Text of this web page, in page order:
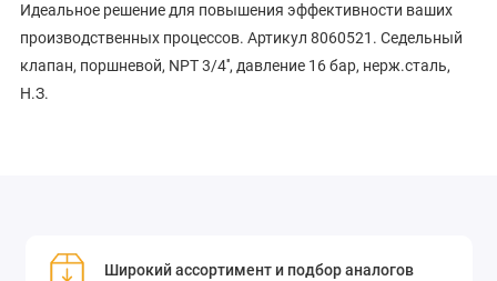
Идеальное решение для повышения эффективности ваших
производственных процессов. Артикул 8060521. Седельный
клапан, поршневой, NPT 3/4'', давление 16 бар, нерж.сталь,
Н.З.
Широкий ассортимент и подбор аналогов